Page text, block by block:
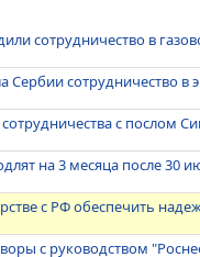
сотрудничество в
сотрудничество в
с послом
на 3 месяца после 30
с РФ обеспечить
с руководством